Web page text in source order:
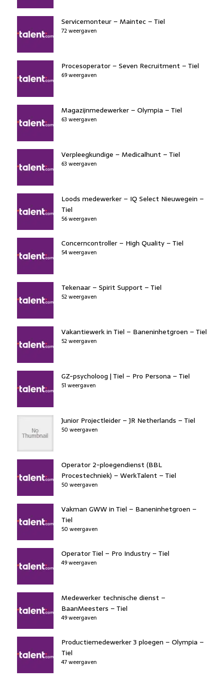
Servicemonteur – Maintec – Tiel
72 weergaven
Procesoperator – Seven Recruitment – Tiel
69 weergaven
Magazijnmedewerker – Olympia – Tiel
63 weergaven
Verpleegkundige – Medicalhunt – Tiel
63 weergaven
Loods medewerker – IQ Select Nieuwegein –
Tiel
56 weergaven
Concerncontroller – High Quality – Tiel
54 weergaven
Tekenaar – Spirit Support – Tiel
52 weergaven
Vakantiewerk in Tiel – Baneninhetgroen – Tiel
52 weergaven
GZ-psycholoog | Tiel – Pro Persona – Tiel
51 weergaven
Junior Projectleider – JR Netherlands – Tiel
50 weergaven
Operator 2-ploegendienst (BBL
Procestechniek) – WerkTalent – Tiel
50 weergaven
Vakman GWW in Tiel – Baneninhetgroen –
Tiel
50 weergaven
Operator Tiel – Pro Industry – Tiel
49 weergaven
Medewerker technische dienst –
BaanMeesters – Tiel
49 weergaven
Productiemedewerker 3 ploegen – Olympia –
Tiel
47 weergaven